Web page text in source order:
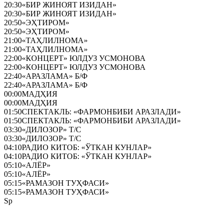
20:30«БИР ЖИНОЯТ ИЗИДАН»
20:30«БИР ЖИНОЯТ ИЗИДАН»
20:50«ЭҲТИРОМ»
20:50«ЭҲТИРОМ»
21:00«ТАҲЛИЛНОМА»
21:00«ТАҲЛИЛНОМА»
22:00«КОНЦЕРТ» ЮЛДУЗ УСМОНОВА
22:00«КОНЦЕРТ» ЮЛДУЗ УСМОНОВА
22:40«АРАЗЛАМА» Б/Ф
22:40«АРАЗЛАМА» Б/Ф
00:00МАДҲИЯ
00:00МАДҲИЯ
01:50СПЕКТАКЛЬ: «ФАРМОНБИБИ АРАЗЛАДИ»
01:50СПЕКТАКЛЬ: «ФАРМОНБИБИ АРАЗЛАДИ»
03:30«ДИЛОЗОР» Т/С
03:30«ДИЛОЗОР» Т/С
04:10РАДИО КИТОБ: «ЎТКАН КУНЛАР»
04:10РАДИО КИТОБ: «ЎТКАН КУНЛАР»
05:10«АЛЁР»
05:10«АЛЁР»
05:15«РАМАЗОН ТУҲФАСИ»
05:15«РАМАЗОН ТУҲФАСИ»
Sp